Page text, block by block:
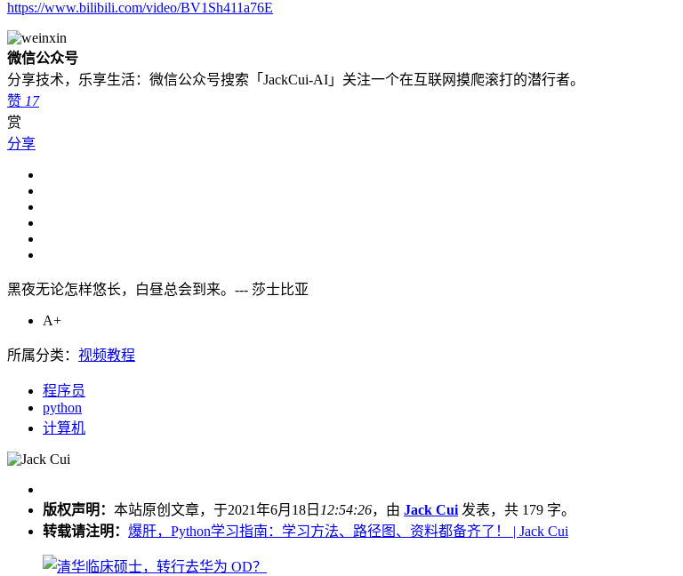
https://www.bilibili.com/video/BV1Sh411a76E
微信公众号
分享技术，乐享生活：微信公众号搜索「JackCui-AI」关注一个在互联网摸爬滚打的潜行者。
赞 17
赏
分享
黑夜无论怎样悠长，白昼总会到来。--- 莎士比亚
A+
所属分类： 视频教程
程序员
python
计算机
版权声明： 本站原创文章，于2021年6月18日 12:54:26，由 Jack Cui 发表，共 179 字。
转载请注明： 爆肝，Python学习指南：学习方法、路径图、资料都备齐了！ | Jack Cui